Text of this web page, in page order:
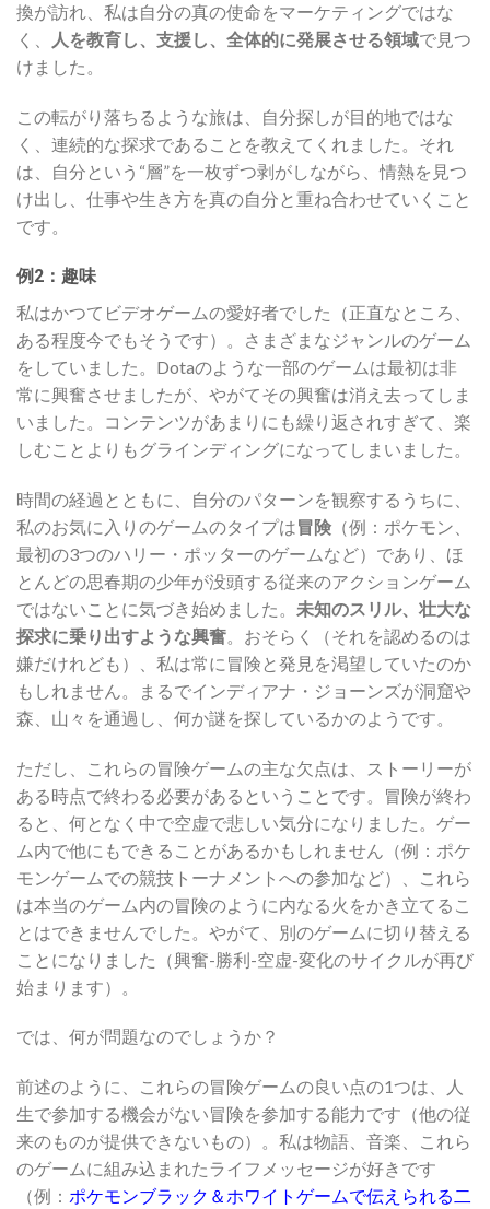
換が訪れ、私は自分の真の使命をマーケティングではな
く、
人を教育し、支援し、全体的に発展させる領域で見つ
けました。
この転がり落ちるような旅は、自分探しが目的地ではな
く、連続的な探求であることを教えてくれました。それ
は、自分という“層”を一枚ずつ剥がしながら、情熱を見つ
け出し、仕事や生き方を真の自分と重ね合わせていくこと
です。
例2：趣味
私はかつてビデオゲームの愛好者でした（正直なところ、
ある程度今でもそうです）。さまざまなジャンルのゲーム
をしていました。Dotaのような一部のゲームは最初は非
常に興奮させましたが、やがてその興奮は消え去ってしま
いました。コンテンツがあまりにも繰り返されすぎて、楽
しむことよりもグラインディングになってしまいました。
時間の経過とともに、自分のパターンを観察するうちに、
私のお気に入りのゲームのタイプは冒険 （例：ポケモン、
最初の3つのハリー・ポッターのゲームなど）であり、ほ
とんどの思春期の少年が没頭する従来のアクションゲーム
ではないことに気づき始めました。 未知のスリル、壮大な
探求に乗り出すような興奮 。おそらく（それを認めるのは
嫌だけれども）、私は常に冒険と発見を渇望していたのか
もしれません。まるでインディアナ・ジョーンズが洞窟や
森、山々を通過し、何か謎を探しているかのようです。
ただし、これらの冒険ゲームの主な欠点は、ストーリーが
ある時点で終わる必要があるということです。冒険が終わ
ると、何となく中で空虚で悲しい気分になりました。ゲー
ム内で他にもできることがあるかもしれません（例：ポケ
モンゲームでの競技トーナメントへの参加など）、これら
は本当のゲーム内の冒険のように内なる火をかき立てるこ
とはできませんでした。やがて、別のゲームに切り替える
ことになりました（興奮-勝利-空虚-変化のサイクルが再び
始まります）。
では、何が問題なのでしょうか？
前述のように、これらの冒険ゲームの良い点の1つは、人
生で参加する機会がない冒険を参加する能力です（他の従
来のものが提供できないもの）。私は物語、音楽、これら
のゲームに組み込まれたライフメッセージが好きです
（例： ポケモンブラック＆ホワイトゲームで伝えられる二